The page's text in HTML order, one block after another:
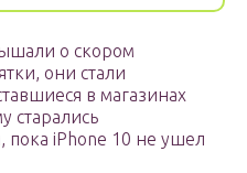
о скором
они стали
в магазинах
старались
пока iPhone 10 не ушел